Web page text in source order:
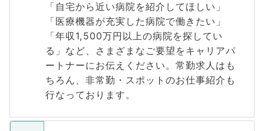
「自宅から近い病院を紹介してほしい」
「医療機器が充実した病院で働きたい」
「年収1,500万円以上の病院を探してい
る」など、さまざまなご要望をキャリアパ
ートナーにお伝えください。常勤求人はも
ちろん、非常勤・スポットのお仕事紹介も
行なっております。